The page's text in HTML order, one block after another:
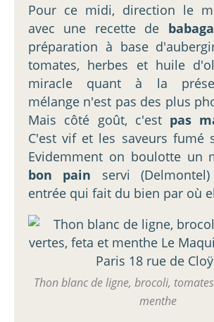
Pour ce midi, direction le
avec une recette de
préparation à base
tomates, herbes et huile
miracle quant à la
mélange n'est pas des plus
Mais côté goût, c'est pas
C'est vif et les saveurs fumé
Evidemment on boulotte un
bon pain servi
entrée qui fait du bien par où
Thon blanc de ligne, brocoli,
menthe